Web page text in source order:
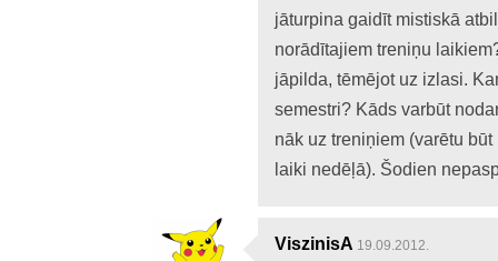
jāturpina gaidīt mistiskā
norādītajiem treniņu
jāpilda, tēmējot uz izlasi.
semestri? Kāds varbūt
nāk uz treniņiem (varētu
laiki nedēļā). Šodien
ViszinisA 19.09.2012.